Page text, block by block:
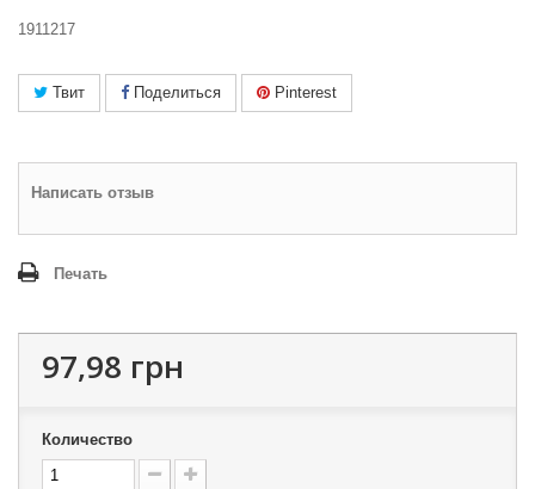
1911217
Твит Поделиться Pinterest
Написать отзыв
Печать
97,98 грн
Количество